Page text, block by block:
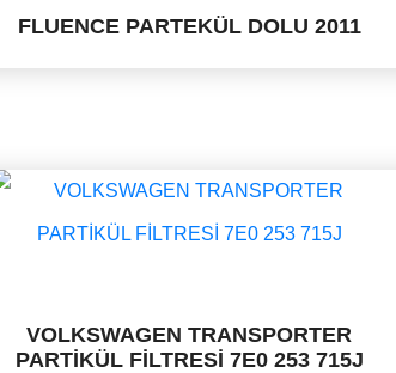
FLUENCE PARTEKÜL DOLU 2011
VOLKSWAGEN TRANSPORTER
PARTİKÜL FİLTRESİ 7E0 253 715J